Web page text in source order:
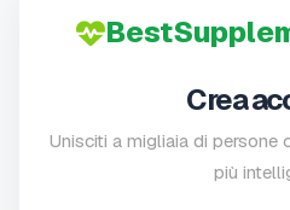
Crea
Unisciti a migliaia di persone
più